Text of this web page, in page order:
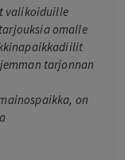
valikoiduille
omalle
tarjonnan
on